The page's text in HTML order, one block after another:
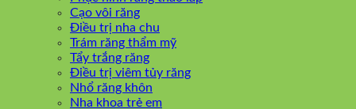
Cạo vôi răng
Điều trị nha chu
Trám răng thẩm mỹ
Tẩy trắng răng
Điều trị viêm tủy răng
Nhổ răng khôn
Nha khoa trẻ em